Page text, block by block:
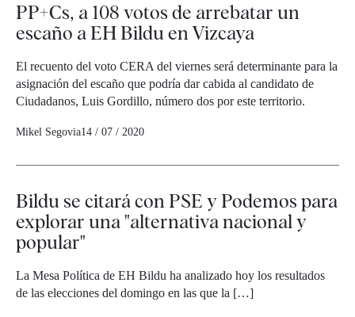
PP+Cs, a 108 votos de arrebatar un
escaño a EH Bildu en Vizcaya
El recuento del voto CERA del viernes será determinante para la
asignación del escaño que podría dar cabida al candidato de
Ciudadanos, Luis Gordillo, número dos por este territorio.
Mikel Segovia14 / 07 / 2020
Bildu se citará con PSE y Podemos para
explorar una "alternativa nacional y
popular"
La Mesa Política de EH Bildu ha analizado hoy los resultados
de las elecciones del domingo en las que la […]